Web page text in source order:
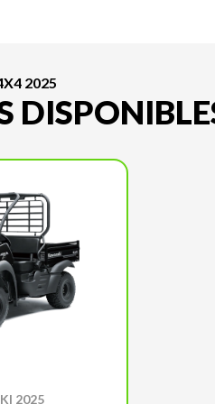
2025
2025